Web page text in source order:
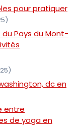
pour pratiquer
Pays du Mont-
dc en
entre
de yoga en